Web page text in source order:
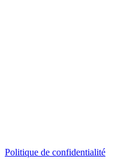
Politique de confidentialité